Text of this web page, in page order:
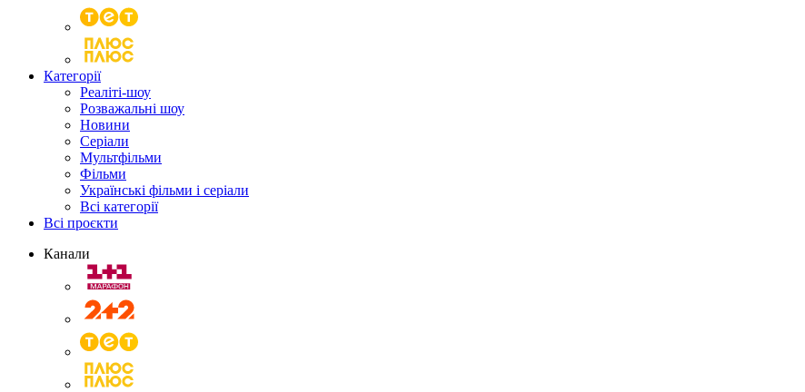
Категорії
Реаліті-шоу
Розважальні шоу
Новини
Серіали
Мультфільми
Фільми
Українські фільми і серіали
Всі категорії
Всі проєкти
Канали